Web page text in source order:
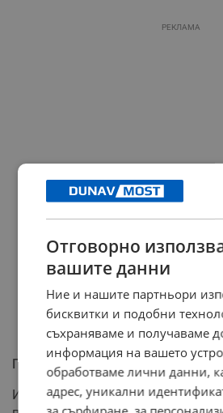
РЕКЛАМА
Противоречиви реакции
Израелският премиер Бенямин
Отговорно
вашите данни
Ние и нашите партньори
бисквитки и подобни
съхраняваме и получаваме
информация на вашето
обработваме лични данни,
адрес, уникални